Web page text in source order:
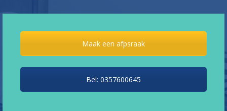
Maak een afpsraak
Bel: 0357600645